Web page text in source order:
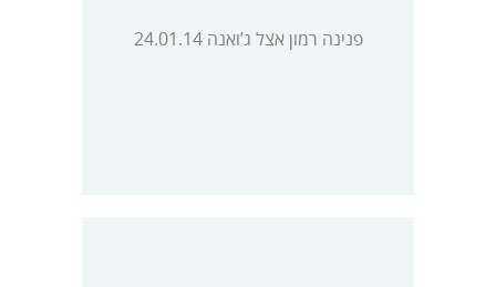
פנינה רמון אצל ג’ואנה 24.01.14